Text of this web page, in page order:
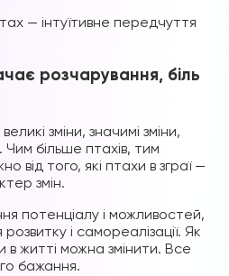
— інтуїтивне передчуття
розчарування, біль
зміни, значимі зміни,
більше птахів, тим
від того, які птахи в зграї —
змін.
потенціалу і можливостей,
і самореалізації. Як
в житті можна змінити. Все
бажання.